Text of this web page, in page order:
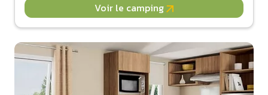
Voir le camping